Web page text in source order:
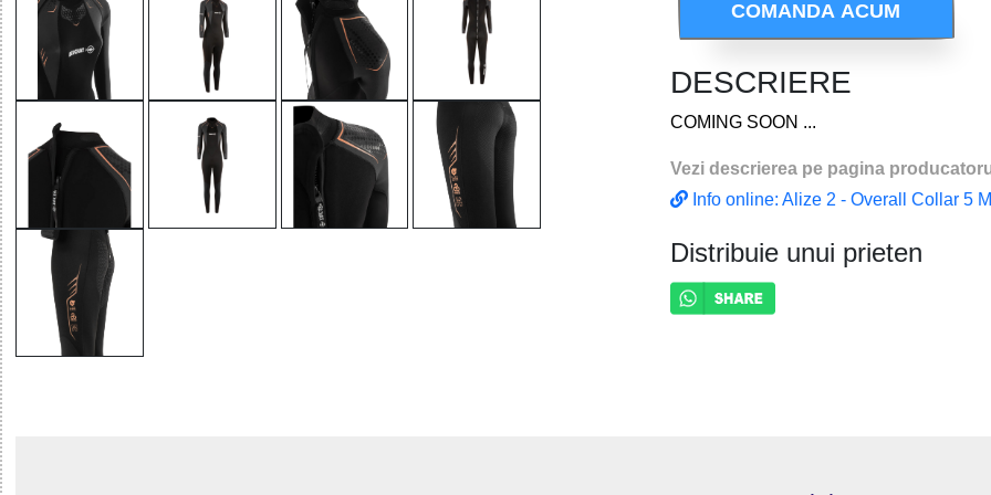
COMANDA ACUM
DESCRIERE
COMING SOON ...
Vezi descrierea pe pagina
Info online: Alize 2 - Overall Collar 5
Distribuie unui prieten